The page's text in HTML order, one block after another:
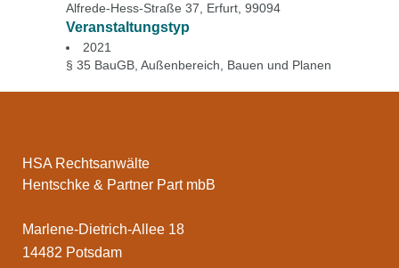
Alfrede-Hess-Straße 37, Erfurt, 99094
Veranstaltungstyp
2021
§ 35 BauGB Außenbereich Bauen und Planen
HSA Rechtsanwälte
Hentschke & Partner Part mbB
Marlene-Dietrich-Allee 18
14482 Potsdam